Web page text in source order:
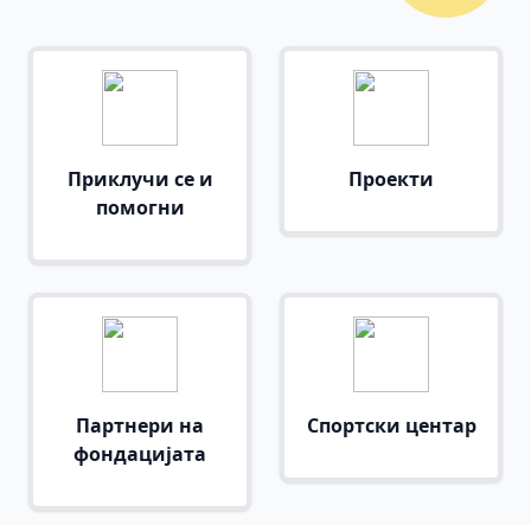
Приклучи се и
помогни
Проекти
Партнери на
фондацијата
Спортски центар